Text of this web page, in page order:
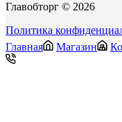
Главобторг © 2026
Политика
Главная
Магазин